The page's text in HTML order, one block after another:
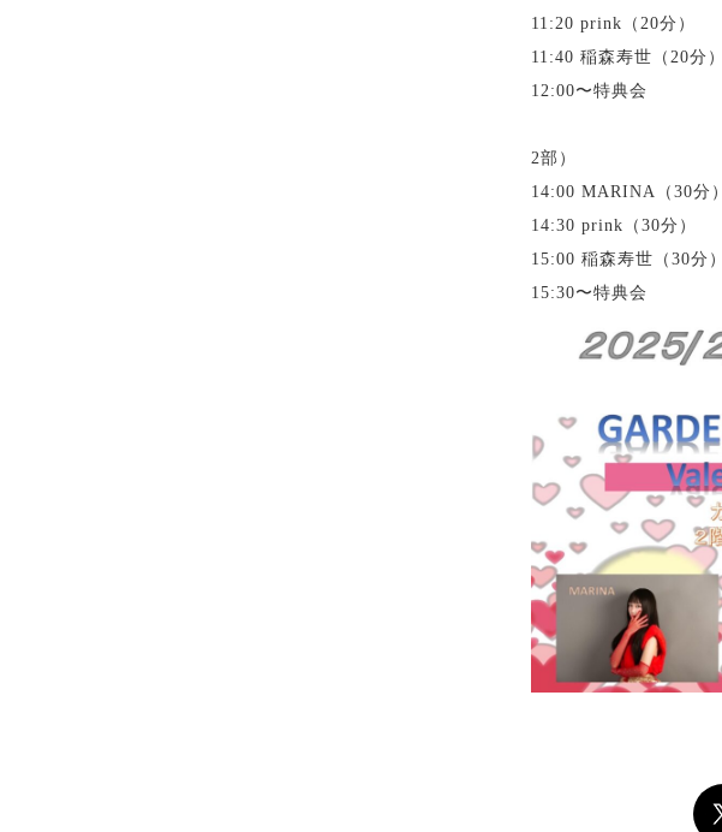
11:20 prink（20分）
11:40 稲森寿世（20分）
12:00〜特典会
2部）
14:00 MARINA（30分）
14:30 prink（30分）
15:00 稲森寿世（30分）
15:30〜特典会